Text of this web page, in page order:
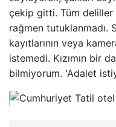
çekip gitti. Tüm
rağmen tutuklanmadı.
kayıtlarının veya
istemedi. Kızımın bir
bilmiyorum. 'Adalet